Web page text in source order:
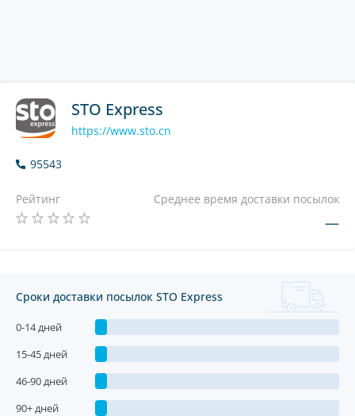
STO Express
https://www.sto.cn
95543
Рейтинг Среднее время доставки посылок
—
Сроки доставки посылок STO Express
0-14 дней
15-45 дней
46-90 дней
90+ дней